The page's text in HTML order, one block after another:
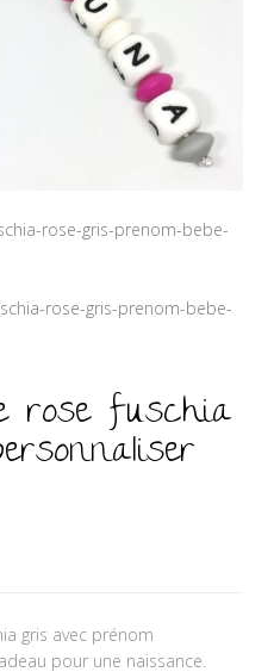
rose fuschia
gris avec prénom
pour une naissance.